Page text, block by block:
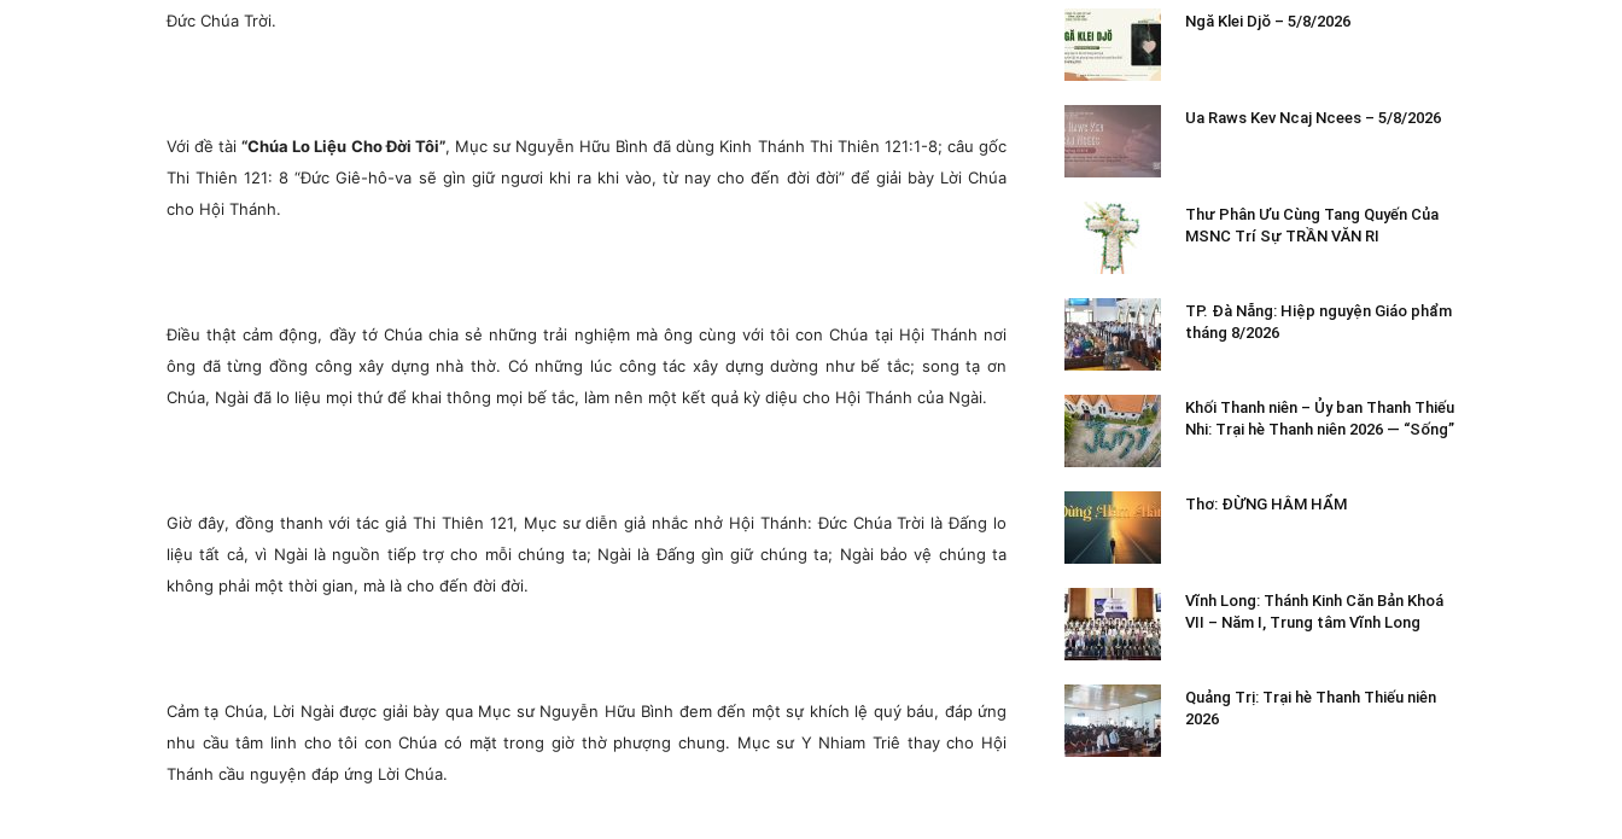
Đức Chúa Trời.
Với đề tài“Chúa Lo Liệu Cho Đời Tôi”, Mục sư Nguyễn Hữu Bình đã dùng Kinh Thánh Thi Thiên 121:1-8; câu gốc
Thi Thiên 121: 8 “Đức Giê-hô-va sẽ gìn giữ ngươi khi ra khi vào, từ nay cho đến đời đời” để giải bày Lời Chúa
cho Hội Thánh.
Điều thật cảm động, đầy tớ Chúa chia sẻ những trải nghiệm mà ông cùng với tôi con Chúa tại Hội Thánh nơi
ông đã từng đồng công xây dựng nhà thờ. Có những lúc công tác xây dựng dường như bế tắc; song tạ ơn
Chúa, Ngài đã lo liệu mọi thứ để khai thông mọi bế tắc, làm nên một kết quả kỳ diệu cho Hội Thánh của Ngài.
Giờ đây, đồng thanh với tác giả Thi Thiên 121, Mục sư diễn giả nhắc nhở Hội Thánh: Đức Chúa Trời là Đấng lo
liệu tất cả, vì Ngài là nguồn tiếp trợ cho mỗi chúng ta; Ngài là Đấng gìn giữ chúng ta; Ngài bảo vệ chúng ta
không phải một thời gian, mà là cho đến đời đời.
Cảm tạ Chúa, Lời Ngài được giải bày qua Mục sư Nguyễn Hữu Bình đem đến một sự khích lệ quý báu, đáp ứng
nhu cầu tâm linh cho tôi con Chúa có mặt trong giờ thờ phượng chung. Mục sư Y Nhiam Triê thay cho Hội
Thánh cầu nguyện đáp ứng Lời Chúa.
Ngă Klei Djŏ – 5/8/2026
Ua Raws Kev Ncaj Ncees – 5/8/2026
Thư Phân Ưu Cùng Tang Quyến Của
MSNC Trí Sự TRẦN VĂN RI
TP. Đà Nẵng: Hiệp nguyện Giáo phẩm
tháng 8/2026
Khối Thanh niên – Ủy ban Thanh Thiếu
Nhi: Trại hè Thanh niên 2026 — “Sống”
Thơ: ĐỪNG HÂM HẨM
Vĩnh Long: Thánh Kinh Căn Bản Khoá
VII – Năm I, Trung tâm Vĩnh Long
Quảng Trị: Trại hè Thanh Thiếu niên
2026